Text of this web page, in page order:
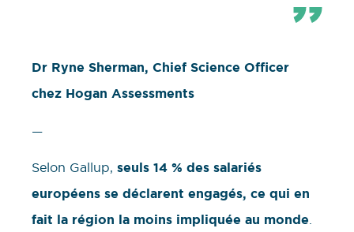
Dr Ryne Sherman, Chief Science Officer
chez Hogan Assessments
—
Selon Gallup, seuls 14 % des salariés
européens se déclarent engagés, ce qui en
fait la région la moins impliquée au monde.